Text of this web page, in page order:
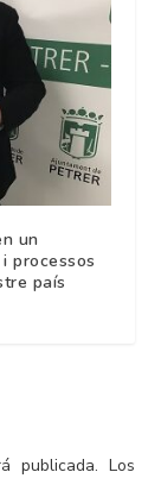
un
processos
país
publicada. Los